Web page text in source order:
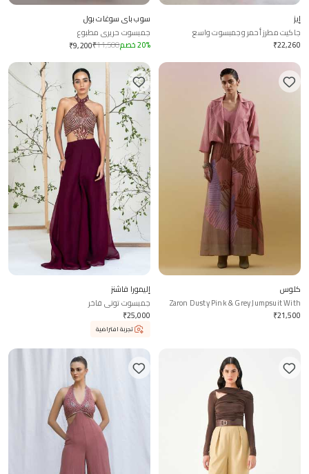
إيز
جاكيت مطرز أحمر وجمبسوت واسع
₹22,260
سوب باي سوغات بول
جمبسوت حريري مطبوع
₹9,200₹11,500 20% خصم
كلوس
Zaron Dusty Pink & Grey Jumpsuit With
Jacket
₹21,500
إليمورا فاشنز
جمبسوت توتي فاخر
₹25,000
تجربة افتراضية